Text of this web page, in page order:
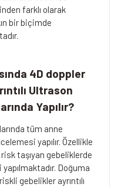
farklı olarak
bir biçimde
4D doppler
Ultrason
Yapılır?
tüm anne
yapılır. Özellikle
taşıyan gebeliklerde
Doğuma
gebelikler ayrıntılı